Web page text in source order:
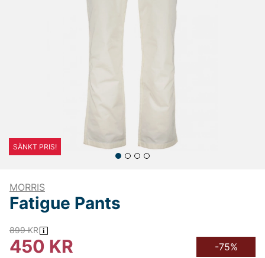
SÄNKT PRIS!
MORRIS
Fatigue Pants
899KR
450 KR -75%